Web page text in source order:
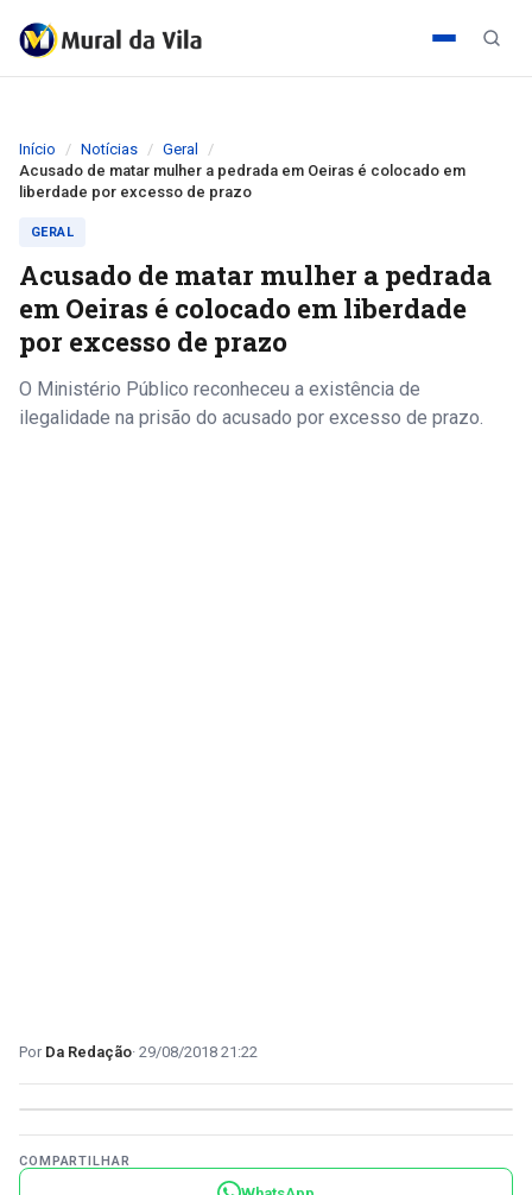
Início Notícias
Geral
Acusado de matar mulher a pedrada em Oeiras é colocado em
liberdade por excesso de prazo
GERAL
Acusado de matar mulher a pedrada
em Oeiras é colocado em liberdade
por excesso de prazo
O Ministério Público reconheceu a existência de
ilegalidade na prisão do acusado por excesso de prazo.
Da Redação 29/08/2018 21:22
COMPARTILHAR